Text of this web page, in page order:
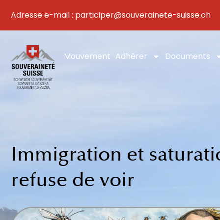
contenu
Adresse e-mail : participer@souverainete-suisse.ch
Mouvement Adhérer Documents
Immigration et
refuse de voir